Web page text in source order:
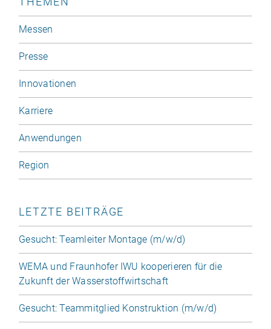
Messen
Presse
Innovationen
Karriere
Anwendungen
Region
LETZTE BEITRÄGE
Gesucht: Teamleiter Montage (m/​w/​d)
WEMA und Fraunhofer IWU kooperieren für die
Zukunft der Wasserstoffwirtschaft
Gesucht: Teammitglied Konstruktion (m/​w/​d)